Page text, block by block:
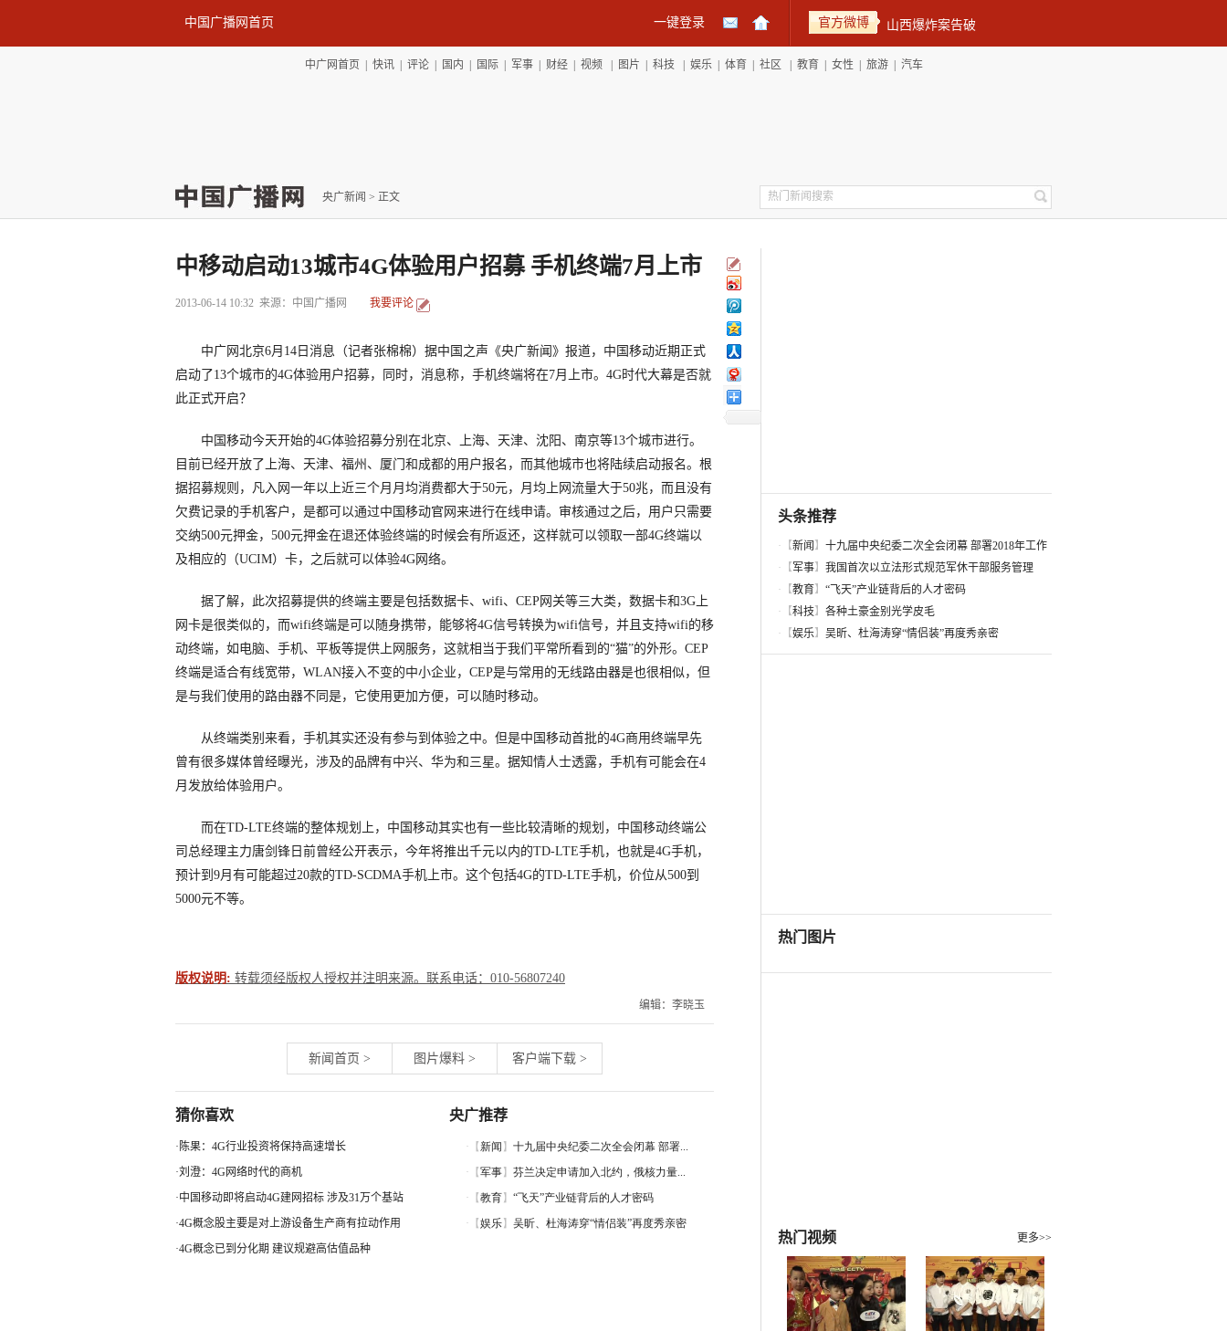
中国广播网首页 一键登录 官方微博
中广网首页 快讯| 评论| 国内 国际| 军事| 财经| 视频 图片 科技 娱乐| 体育 社区 教育 女性 旅游| 汽车
央广新闻 > 正文
中移动启动13城市4G体验用户招募 手机终端7月上市
2013-06-14 10:32 来源：中国广播网 我要评论
中广网北京6月14日消息（记者张棉棉）据中国之声《央广新闻》报道，中国移动近期正式
启动了13个城市的4G体验用户招募，同时，消息称，手机终端将在7月上市。4G时代大幕是否就
此正式开启？
中国移动今天开始的4G体验招募分别在北京、上海、天津、沈阳、南京等13个城市进行。
目前已经开放了上海、天津、福州、厦门和成都的用户报名，而其他城市也将陆续启动报名。根
据招募规则，凡入网一年以上近三个月月均消费都大于50元，月均上网流量大于50兆，而且没有
欠费记录的手机客户，是都可以通过中国移动官网来进行在线申请。审核通过之后，用户只需要
交纳500元押金，500元押金在退还体验终端的时候会有所返还，这样就可以领取一部4G终端以
及相应的（UCIM）卡，之后就可以体验4G网络。
据了解，此次招募提供的终端主要是包括数据卡、wifi、CEP网关等三大类，数据卡和3G上
网卡是很类似的，而wifi终端是可以随身携带，能够将4G信号转换为wifi信号，并且支持wifi的移
动终端，如电脑、手机、平板等提供上网服务，这就相当于我们平常所看到的“猫”的外形。CEP
终端是适合有线宽带，WLAN接入不变的中小企业，CEP是与常用的无线路由器是也很相似，但
是与我们使用的路由器不同是，它使用更加方便，可以随时移动。
从终端类别来看，手机其实还没有参与到体验之中。但是中国移动首批的4G商用终端早先
曾有很多媒体曾经曝光，涉及的品牌有中兴、华为和三星。据知情人士透露，手机有可能会在4
月发放给体验用户。
而在TD-LTE终端的整体规划上，中国移动其实也有一些比较清晰的规划，中国移动终端公
司总经理主力唐剑锋日前曾经公开表示，今年将推出千元以内的TD-LTE手机，也就是4G手机，
预计到9月有可能超过20款的TD-SCDMA手机上市。这个包括4G的TD-LTE手机，价位从500到
5000元不等。
版权说明: 转载须经版权人授权并注明来源。联系电话：010-56807240
编辑：李晓玉
新闻首页 > 图片爆料 > 客户端下载 >
猜你喜欢
· 陈果：4G行业投资将保持高速增长
·刘澄：4G网络时代的商机
·中国移动即将启动4G建网招标 涉及31万个基站
·4G概念股主要是对上游设备生产商有拉动作用
·4G概念已到分化期 建议规避高估值品种
央广推荐